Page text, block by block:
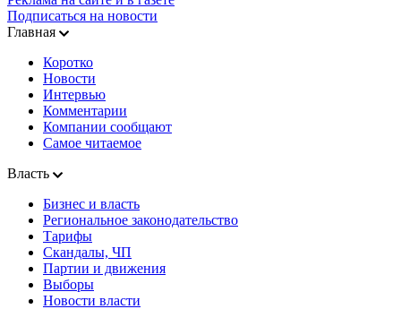
Подписаться на новости
Главная
Коротко
Новости
Интервью
Комментарии
Компании сообщают
Самое читаемое
Власть
Бизнес и власть
Региональное законодательство
Тарифы
Скандалы, ЧП
Партии и движения
Выборы
Новости власти